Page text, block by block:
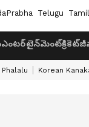
Telugu Tamil
ఎంటర్‌టైన్‌మెంట్క్రికెట్
Korean